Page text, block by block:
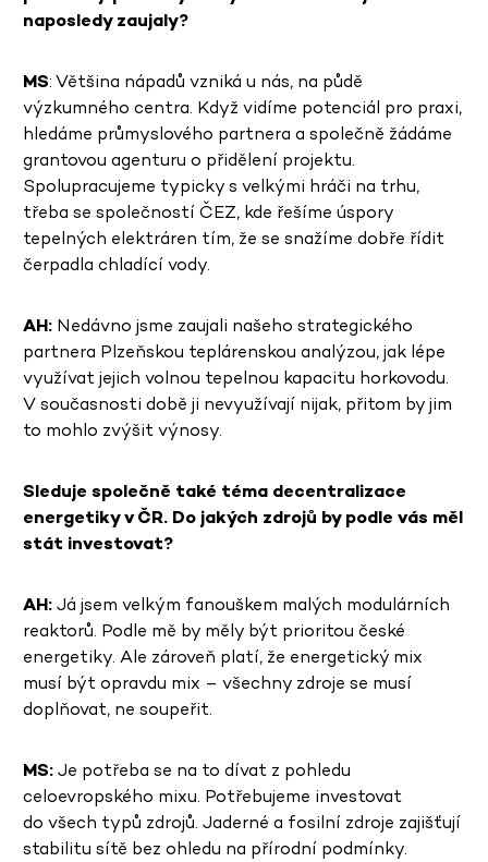
naposledy zaujaly?
MS: Většina nápadů vzniká u nás, na půdě
výzkumného centra. Když vidíme potenciál pro praxi,
hledáme průmyslového partnera a společně žádáme
grantovou agenturu o přidělení projektu.
Spolupracujeme typicky s velkými hráči na trhu,
třeba se společností ČEZ, kde řešíme úspory
tepelných elektráren tím, že se snažíme dobře řídit
čerpadla chladící vody.
AH: Nedávno jsme zaujali našeho strategického
partnera Plzeňskou teplárenskou analýzou, jak lépe
využívat jejich volnou tepelnou kapacitu horkovodu.
V současnosti době ji nevyužívají nijak, přitom by jim
to mohlo zvýšit výnosy.
Sleduje společně také téma decentralizace
energetiky v ČR. Do jakých zdrojů by podle vás měl
stát investovat?
AH:Já jsem velkým fanouškem malých modulárních
reaktorů. Podle mě by měly být prioritou české
energetiky. Ale zároveň platí, že energetický mix
musí být opravdu mix – všechny zdroje se musí
doplňovat, ne soupeřit.
MS:Je potřeba se na to dívat z pohledu
celoevropského mixu. Potřebujeme investovat
do všech typů zdrojů. Jaderné a fosilní zdroje zajišťují
stabilitu sítě bez ohledu na přírodní podmínky.